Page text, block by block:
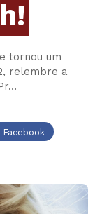
tornou um
relembre a
Facebook